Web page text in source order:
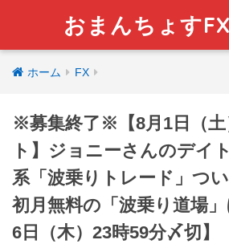
おまんちょす
ホーム FX
※募集終了※【8月1日（土
ト】ジョニーさんのデイ
系「波乗りトレード」つい
初月無料の「波乗り道場
6日（木）23時59分〆切】